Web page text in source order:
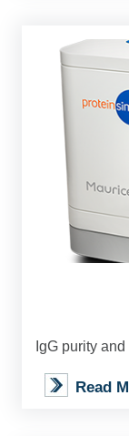
IgG purity
Read